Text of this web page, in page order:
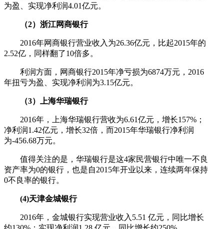
为盈、实现净利润4.01亿元。
（2）浙江网商银行
2016年网商银行营业收入为26.36亿元，比起2015年的
2.52亿，同样翻了10倍多。
利润方面，网商银行2015年净亏损为6874万元，2016
年扭亏为盈、实现净利润为3.15亿元。
（3）上海华瑞银行
2016年，上海华瑞银行营收为6.61亿元，增长157%；
净利润1.42亿元，增长32倍，而2015年华瑞银行净利润
为-456.68万元。
值得关注的是，华瑞银行是这4家民营银行中唯一不良
资产率为0的银行，也是自2015年开业以来，连续两年保持
0不良率的银行。
(4)天津金城银行
2016年，金城银行实现营业收入5.51 亿元，同比增长